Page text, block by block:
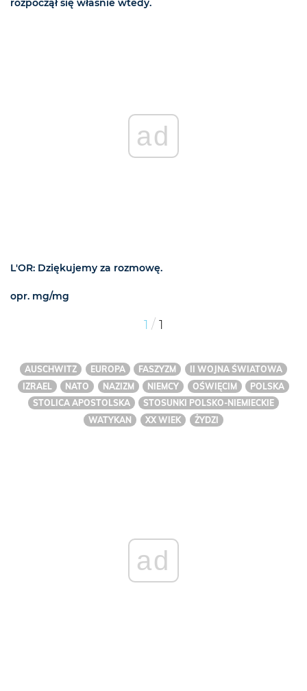
rozpoczął się właśnie wtedy.
ad
L'OR: Dziękujemy za rozmowę.
opr. mg/mg
1 / 1
AUSCHWITZ EUROPA FASZYZM
II WOJNA ŚWIATOWA
IZRAEL
NATO NAZIZM NIEMCY OŚWIĘCIM
POLSKA
STOLICA APOSTOLSKA
STOSUNKI POLSKO-NIEMIECKIE
WATYKAN
XX WIEK ŻYDZI
ad